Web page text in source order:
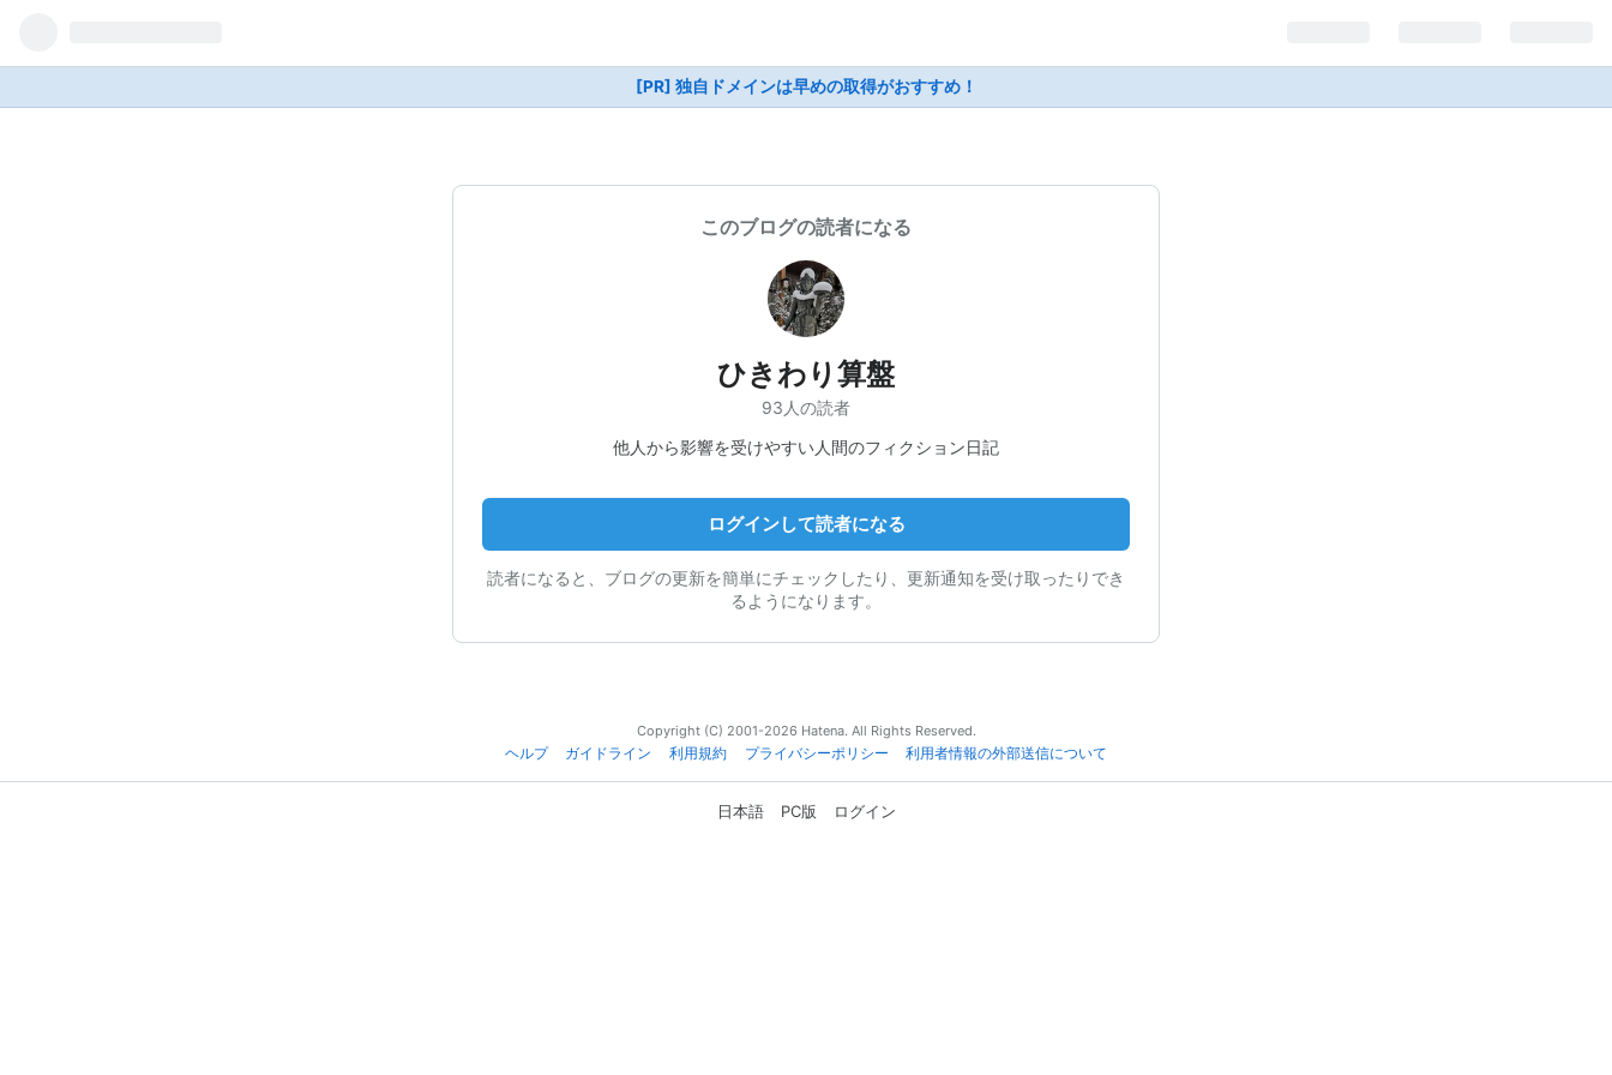
[PR] 独自ドメインは早めの取得がおすすめ！
このブログの読者になる
ひきわり算盤
93人の読者
他人から影響を受けやすい人間のフィクション日記
ログインして読者になる
読者になると、ブログの更新を簡単にチェックしたり、更新通知を受け取ったりでき
るようになります。
Copyright (C) 2001-2026 Hatena. All Rights Reserved.
ヘルプ
ガイドライン 利用規約 プライバシーポリシー 利用者情報の外部送信について
日本語 PC版 ログイン